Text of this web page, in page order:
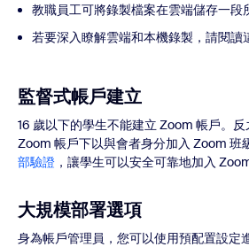
教職員工可將錄製檔案在雲端儲存一段
若要深入瞭解雲端和本機錄製，請閱讀
監督式帳戶建立
16 歲以下的學生不能建立 Zoom 帳戶。
Zoom 帳戶下以與會者身分加入 Zoom 班
部驗證 ，讓學生可以安全可靠地加入
大規模部署選項
身為帳戶管理員，您可以使用預配置設定